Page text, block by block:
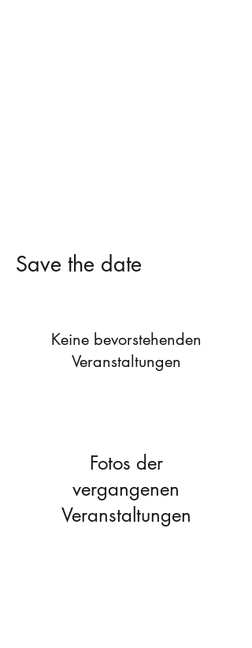
Save the date
Keine bevorstehenden
Veranstaltungen
Fotos der
vergangenen
Veranstaltungen